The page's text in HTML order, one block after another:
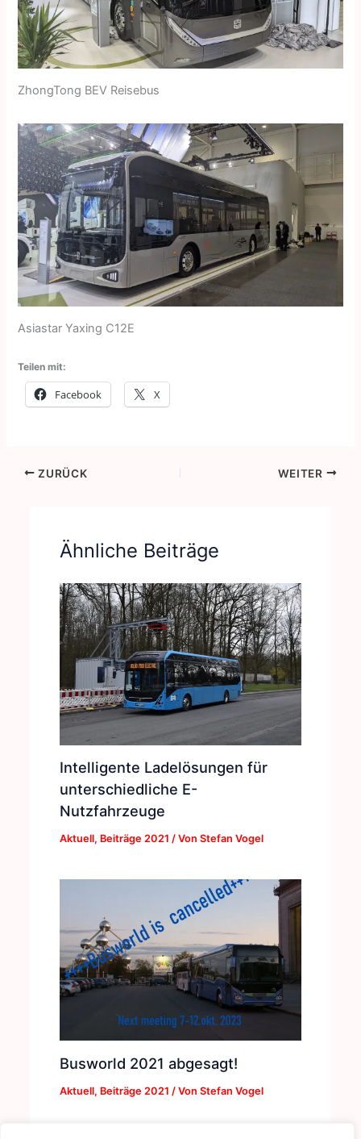
ZhongTong BEV Reisebus
Asiastar Yaxing C12E
Teilen mit:
Facebook X
ZURÜCK WEITER
Ähnliche Beiträge
Intelligente Ladelösungen für
unterschiedliche E-
Nutzfahrzeuge
Aktuell, Beiträge 2021 / Von Stefan Vogel
Busworld 2021 abgesagt!
Aktuell, Beiträge 2021 / Von Stefan Vogel